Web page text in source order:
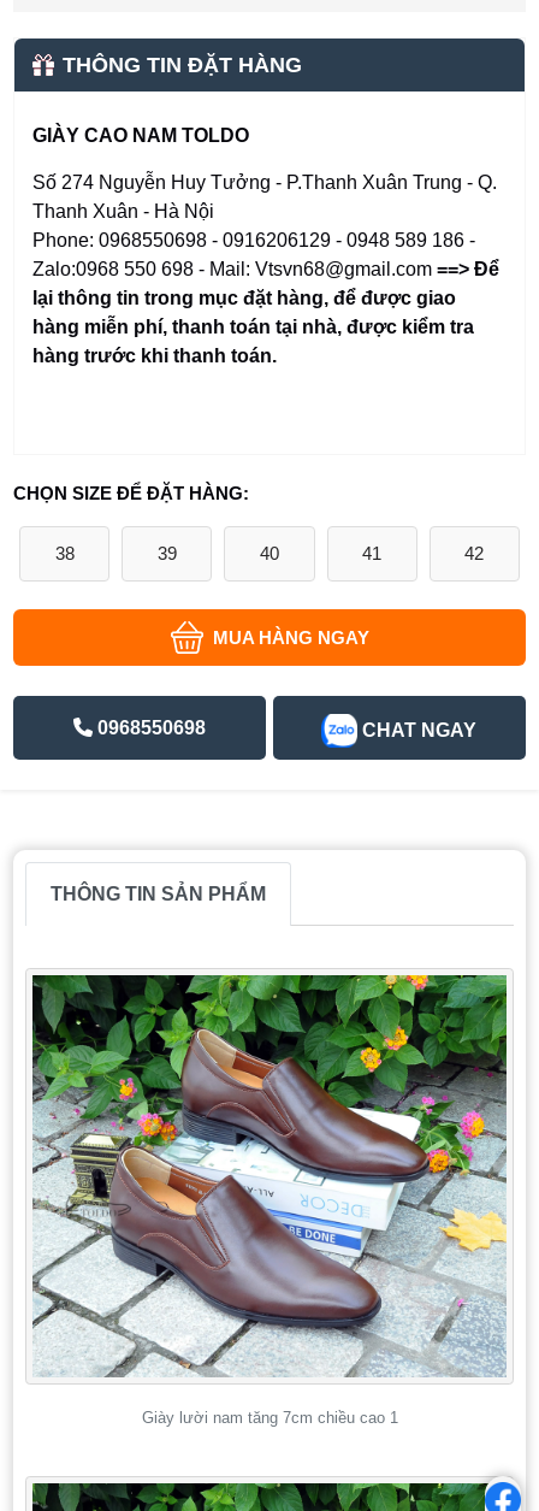
THÔNG TIN ĐẶT HÀNG
GIÀY CAO NAM TOLDO
Số 274 Nguyễn Huy Tưởng - P.Thanh Xuân Trung - Q.
Thanh Xuân - Hà Nội
Phone: 0968550698 - 0916206129 - 0948 589 186 -
Zalo:0968 550 698 - Mail: Vtsvn68@gmail.com==> Để
lại thông tin trong mục đặt hàng,để được giao
hàng miễn phí, thanh toán tại nhà, được kiểm tra
hàng trước khi thanh toán.
CHỌN SIZE ĐỂ ĐẶT HÀNG:
38 39 40 41 42
MUA HÀNG NGAY
0968550698 CHAT NGAY
THÔNG TIN SẢN PHẨM
Giày lười nam tăng 7cm chiều cao 1